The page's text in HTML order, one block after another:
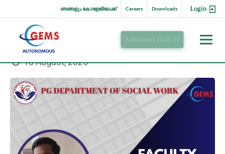
Login
Downloads
Careers
ഞങ്ങളും കോളേജിലേക്ക്
Admission 2026-27
18 August, 2025